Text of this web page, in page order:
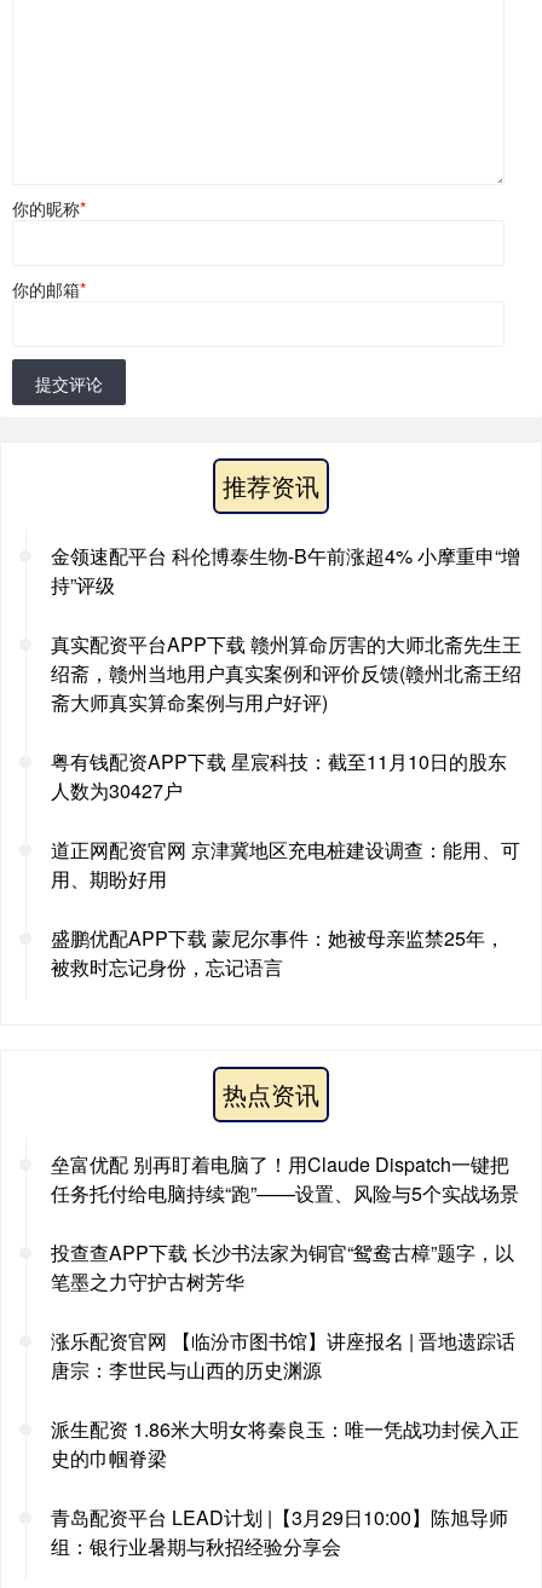
你的昵称*
你的邮箱*
提交评论
推荐资讯
金领速配平台 科伦博泰生物-B午前涨超4% 小摩重申“增
持”评级
真实配资平台APP下载 赣州算命厉害的大师北斋先生王
绍斋，赣州当地用户真实案例和评价反馈(赣州北斋王绍
斋大师真实算命案例与用户好评)
粤有钱配资APP下载 星宸科技：截至11月10日的股东
人数为30427户
道正网配资官网 京津冀地区充电桩建设调查：能用、可
用、期盼好用
盛鹏优配APP下载 蒙尼尔事件：她被母亲监禁25年，
被救时忘记身份，忘记语言
热点资讯
垒富优配 别再盯着电脑了！用Claude Dispatch一键把
任务托付给电脑持续“跑”——设置、风险与5个实战场景
投查查APP下载 长沙书法家为铜官“鸳鸯古樟”题字，以
笔墨之力守护古树芳华
涨乐配资官网 【临汾市图书馆】讲座报名 | 晋地遗踪话
唐宗：李世民与山西的历史渊源
派生配资 1.86米大明女将秦良玉：唯一凭战功封侯入正
史的巾帼脊梁
青岛配资平台 LEAD计划 |【3月29日10:00】陈旭导师
组：银行业暑期与秋招经验分享会